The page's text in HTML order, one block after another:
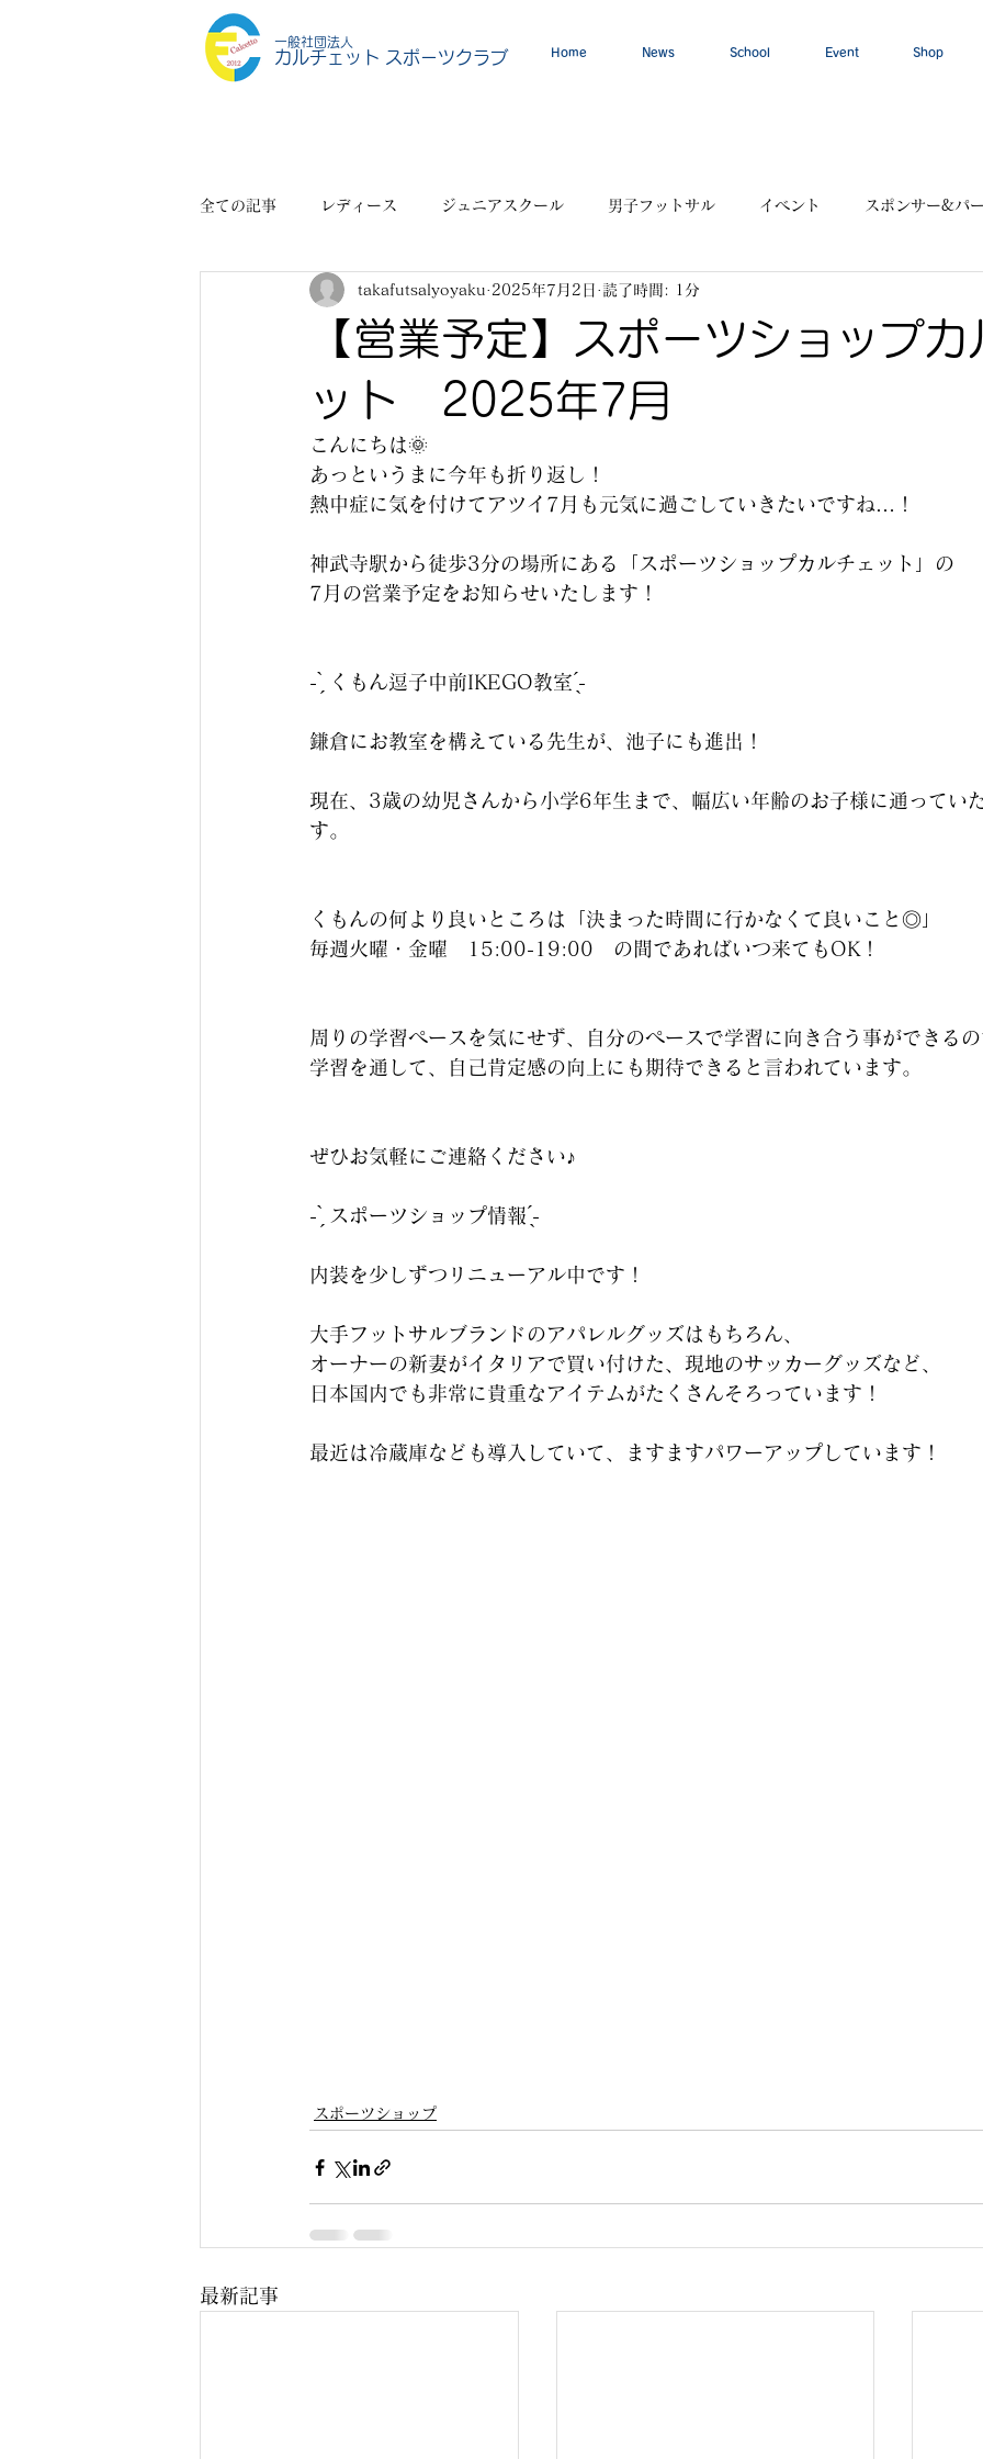
Home News School Event Shop
一般社団法人
カルチェット スポーツクラブ
全ての記事 レディース ジュニアスクール 男子フットサル イベント スポンサー&パ
スポーツショップ その他
【営業予定】スポーツショップカ
ット 2025年7月
takafutsalyoyaku 2025年7月2日 読了時間: 1分
こんにちは🌞
あっというまに今年も折り返し！
熱中症に気を付けてアツイ7月も元気に過ごしていきたいですね…！
神武寺駅から徒歩3分の場所にある「スポーツショップカルチェット」の
7月の営業予定をお知らせいたします！
‪- ̗̀ くもん逗子中前IKEGO教室 ̖́-‬
鎌倉にお教室を構えている先生が、池子にも進出！
現在、3歳の幼児さんから小学6年生まで、幅広い年齢のお子様に通ってい
す。
くもんの何より良いところは「決まった時間に行かなくて良いこと◎」
毎週火曜・金曜　15:00-19:00　の間であればいつ来てもOK！
周りの学習ペースを気にせず、自分のペースで学習に向き合う事ができる
学習を通して、自己肯定感の向上にも期待できると言われています。
ぜひお気軽にご連絡ください♪
‪- ̗̀ スポーツショップ情報 ̖́-‬
内装を少しずつリニューアル中です！
大手フットサルブランドのアパレルグッズはもちろん、
オーナーの新妻がイタリアで買い付けた、現地のサッカーグッズなど、
日本国内でも非常に貴重なアイテムがたくさんそろっています！
最近は冷蔵庫なども導入していて、ますますパワーアップしています！
スポーツショップ
最新記事